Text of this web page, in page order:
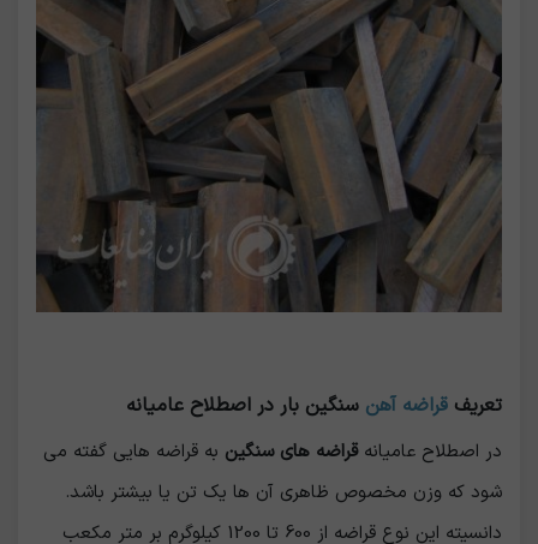
تعریف قراضه آهن سنگین بار در اصطلاح عامیانه
در اصطلاح عامیانهقراضه های سنگین به قراضه هایی گفته می
شود که وزن مخصوص ظاهری آن ها یک تن یا بیشتر باشد.
دانسیته این نوع قراضه از 600 تا 1200 کیلوگرم بر متر مکعب